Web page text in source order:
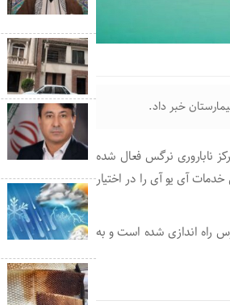
با نام مرکز ناباروری نرگس فعال شده
آی یو آی را در اختیار
راه اندازی شده است و به